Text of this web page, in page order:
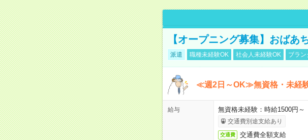
【オープニング募集】おばあ
派遣 職種未経験OK 社会人未経験OK ブラン
≪週2日～OK≫無資格・未経
給与 無資格未経験：時給1500円
交通費別途支給あり
交通費 交通費全額支給